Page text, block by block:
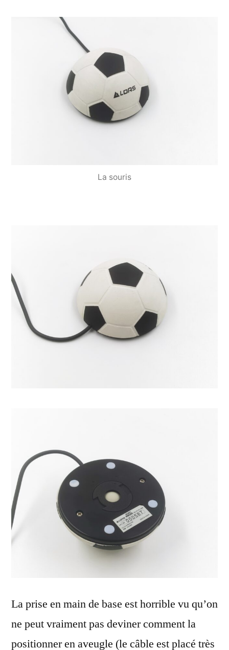
La souris
La prise en main de base est horrible vu qu’on
ne peut vraiment pas deviner comment la
positionner en aveugle (le câble est placé très